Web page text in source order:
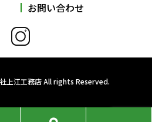
お問い合わせ
上江工務店 All rights Reserved.